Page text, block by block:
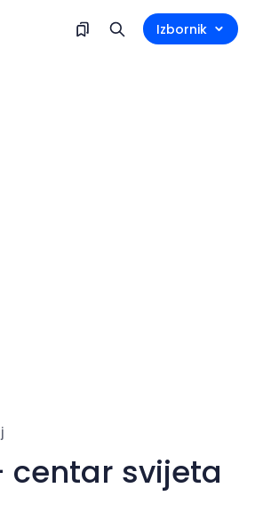
Izbornik
centar svijeta